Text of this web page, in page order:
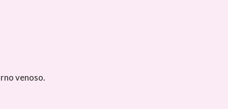
venoso.